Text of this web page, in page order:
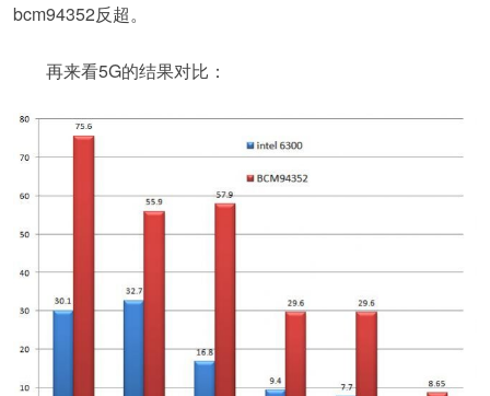
bcm94352反超。
再来看5G的结果对比：